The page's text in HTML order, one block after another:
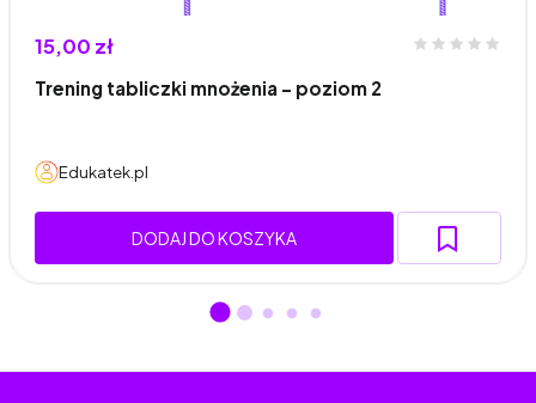
15,00 zł
Trening tabliczki mnożenia – poziom 2
Edukatek.pl
DODAJ DO KOSZYKA